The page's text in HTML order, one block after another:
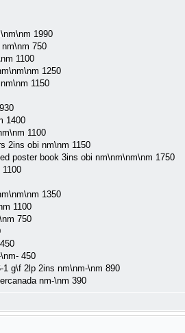
1990
750
1100
1250
1150
1400
1100
2ins obi nm\nm 1150
poster book 3ins obi nm\nm\nm\nm 1750
1350
1100
750
450
1 g\f 2lp 2ins nm\nm-\nm 890
nm-\nm 390